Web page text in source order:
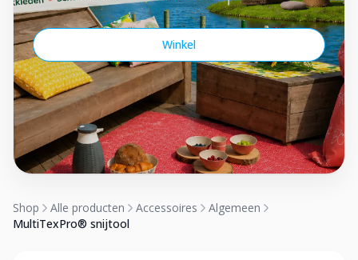
Winkel
Shop Alle producten Accessoires
Algemeen
MultiTexPro® snijtool